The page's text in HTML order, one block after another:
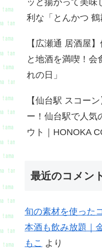
利な「とんかつ 鶴
【広瀬通 居酒屋
と地酒を満喫！会
れの日」
【仙台駅 スコー
ー！仙台駅で人気
ウト｜HONOKA
最近のコメン
旬の素材を使った
本酒も飲み放題｜
もこ より